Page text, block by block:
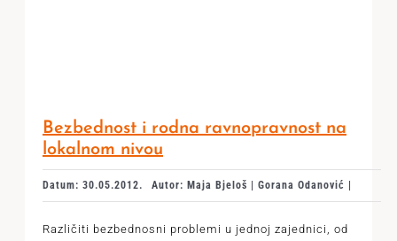
Bezbednost i rodna ravnopravnost na
lokalnom nivou
Datum: 30.05.2012. Autor: Maja Bjeloš | Gorana Odanović |
Različiti bezbednosni problemi u jednoj zajednici, od